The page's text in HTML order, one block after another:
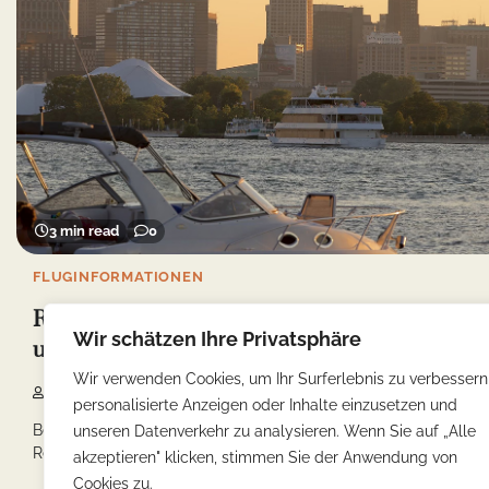
Wir schätzen Ihre Privatsphäre
Wir verwenden Cookies, um Ihr Surferlebnis zu
personalisierte Anzeigen oder Inhalte einzusetzen und
unseren Datenverkehr zu analysieren. Wenn Sie auf „Alle
akzeptieren" klicken, stimmen Sie der Anwendung von
Cookies zu.
3 min read 0
FLUGINFORMATIONEN
Reiseführer für Belle Isle: Fluginformationen
und Verkehrstipps
Belle Isle, eine malerische Insel in Kanada, ist ein beliebtes
Reiseziel für Naturliebhaber und Erholungssuchende. […]